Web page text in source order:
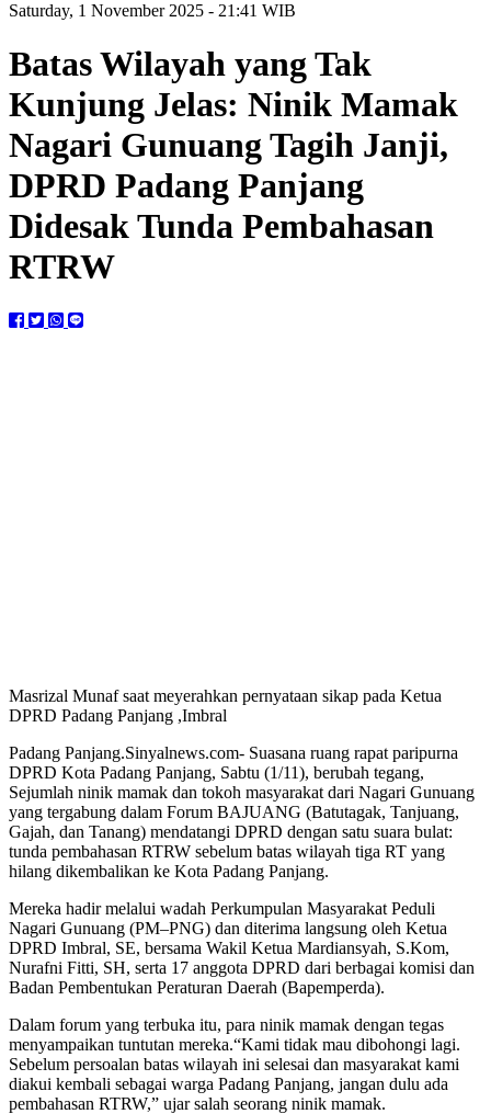
Saturday, 1 November 2025 - 21:41 WIB
Batas Wilayah yang Tak
Kunjung Jelas: Ninik Mamak
Nagari Gunuang Tagih Janji,
DPRD Padang Panjang
Didesak Tunda Pembahasan
RTRW
Masrizal Munaf saat meyerahkan pernyataan sikap pada Ketua
DPRD Padang Panjang ,Imbral
Padang Panjang.Sinyalnews.com- Suasana ruang rapat paripurna
DPRD Kota Padang Panjang, Sabtu (1/11), berubah tegang,
Sejumlah ninik mamak dan tokoh masyarakat dari Nagari Gunuang
yang tergabung dalam Forum BAJUANG (Batutagak, Tanjuang,
Gajah, dan Tanang) mendatangi DPRD dengan satu suara bulat:
tunda pembahasan RTRW sebelum batas wilayah tiga RT yang
hilang dikembalikan ke Kota Padang Panjang.
Mereka hadir melalui wadah Perkumpulan Masyarakat Peduli
Nagari Gunuang (PM–PNG) dan diterima langsung oleh Ketua
DPRD Imbral, SE, bersama Wakil Ketua Mardiansyah, S.Kom,
Nurafni Fitti, SH, serta 17 anggota DPRD dari berbagai komisi dan
Badan Pembentukan Peraturan Daerah (Bapemperda).
Dalam forum yang terbuka itu, para ninik mamak dengan tegas
menyampaikan tuntutan mereka.“Kami tidak mau dibohongi lagi.
Sebelum persoalan batas wilayah ini selesai dan masyarakat kami
diakui kembali sebagai warga Padang Panjang, jangan dulu ada
pembahasan RTRW,” ujar salah seorang ninik mamak.